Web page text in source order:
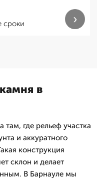
сроки ›
в
где рельеф участка
и аккуратного
конструкция
склон и делает
В Барнауле мы